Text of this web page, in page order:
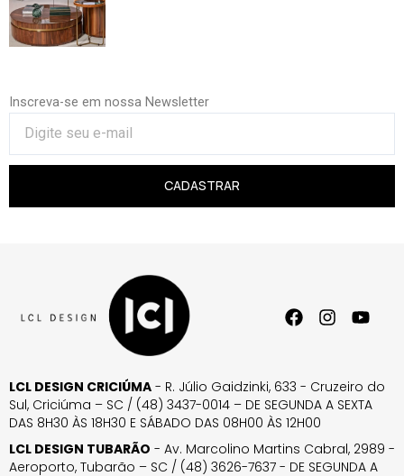
Inscreva-se em nossa Newsletter
CADASTRAR
LCL DESIGN CRICIÚMA - R. Júlio Gaidzinki, 633 - Cruzeiro do
Sul, Criciúma – SC / (48) 3437-0014 – DE SEGUNDA A SEXTA
DAS 8H30 ÀS 18H30 E SÁBADO DAS 08H00 ÀS 12H00
LCL DESIGN TUBARÃO - Av. Marcolino Martins Cabral, 2989 -
Aeroporto, Tubarão – SC / (48) 3626-7637 - DE SEGUNDA A